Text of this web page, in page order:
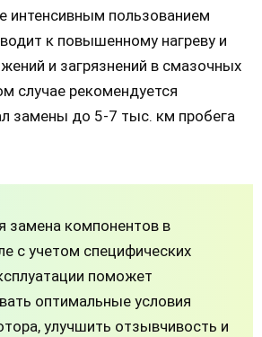
интенсивным пользованием
к повышенному нагреву и
и загрязнений в смазочных
случае рекомендуется
замены до 5-7 тыс. км пробега
замена компонентов в
с учетом специфических
поможет
оптимальные условия
улучшить отзывчивость и